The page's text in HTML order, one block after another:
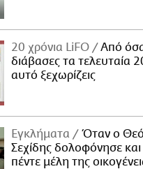
20 χρόνια LiFO
Από όσα
διάβασες τα τελευταία
αυτό ξεχωρίζεις
Εγκλήματα
Όταν ο
Σεχίδης δολοφόνησε και
πέντε μέλη της